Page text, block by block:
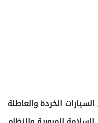
الخردة والعاطلة